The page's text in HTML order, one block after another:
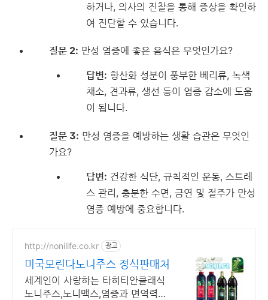
하거나, 의사의 진찰을 통해 증상을 확인하
여 진단할 수 있습니다.
질문 2: 만성 염증에 좋은 음식은 무엇인가요?
답변: 항산화 성분이 풍부한 베리류, 녹색
채소, 견과류, 생선 등이 염증 감소에 도움
이 됩니다.
질문 3: 만성 염증을 예방하는 생활 습관은 무엇인
가요?
답변: 건강한 식단, 규칙적인 운동, 스트레
스 관리, 충분한 수면, 금연 및 절주가 만성
염증 예방에 중요합니다.
http://nonilife.co.kr 광고
미국모린다노니주스 정식판매처
세계인이 사랑하는 타히티안클래식
노니주스,노니맥스,염증과 면역력에